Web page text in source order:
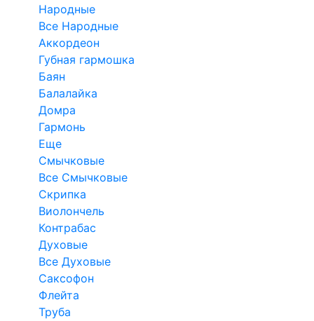
Народные
Все Народные
Аккордеон
Губная гармошка
Баян
Балалайка
Домра
Гармонь
Еще
Смычковые
Все Смычковые
Скрипка
Виолончель
Контрабас
Духовые
Все Духовые
Саксофон
Флейта
Труба